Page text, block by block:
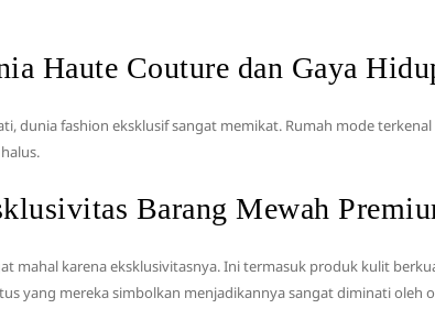
Haute Couture dan Gaya
dunia fashion eksklusif sangat memikat. Rumah mode
Barang Mewah
mahal karena eksklusivitasnya. Ini termasuk produk kulit
yang mereka simbolkan menjadikannya sangat diminati oleh